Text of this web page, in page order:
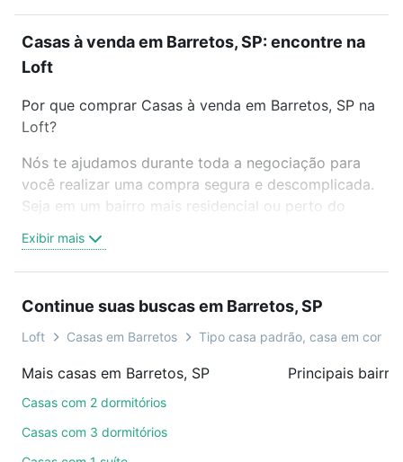
Casas à venda em Barretos, SP: encontre na
Loft
Por que comprar Casas à venda em Barretos, SP na
Loft?
Nós te ajudamos durante toda a negociação para
você realizar uma compra segura e descomplicada.
Seja em um bairro mais residencial ou perto do
oferta ideal de Casas à venda em Barretos, SP para
conquistar seu sonho. Agende uma visita presencial
você ainda conta com mais de 46 mil corretores e
imobiliárias te ajudando na compra, venda ou troca
Como escolher um imóvel?
Use barra de busca no topo para pesquisar por
Exibir mais
Continue suas buscas em Barretos, SP
Loft Casas em Barretos Tipo casa padrão, casa em
Mais casas em Barretos, SP
Casas com 2 dormitórios
Casas com 3 dormitórios
Principais